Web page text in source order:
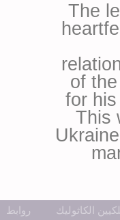
The
of
for
This
الكاثوليك روابط